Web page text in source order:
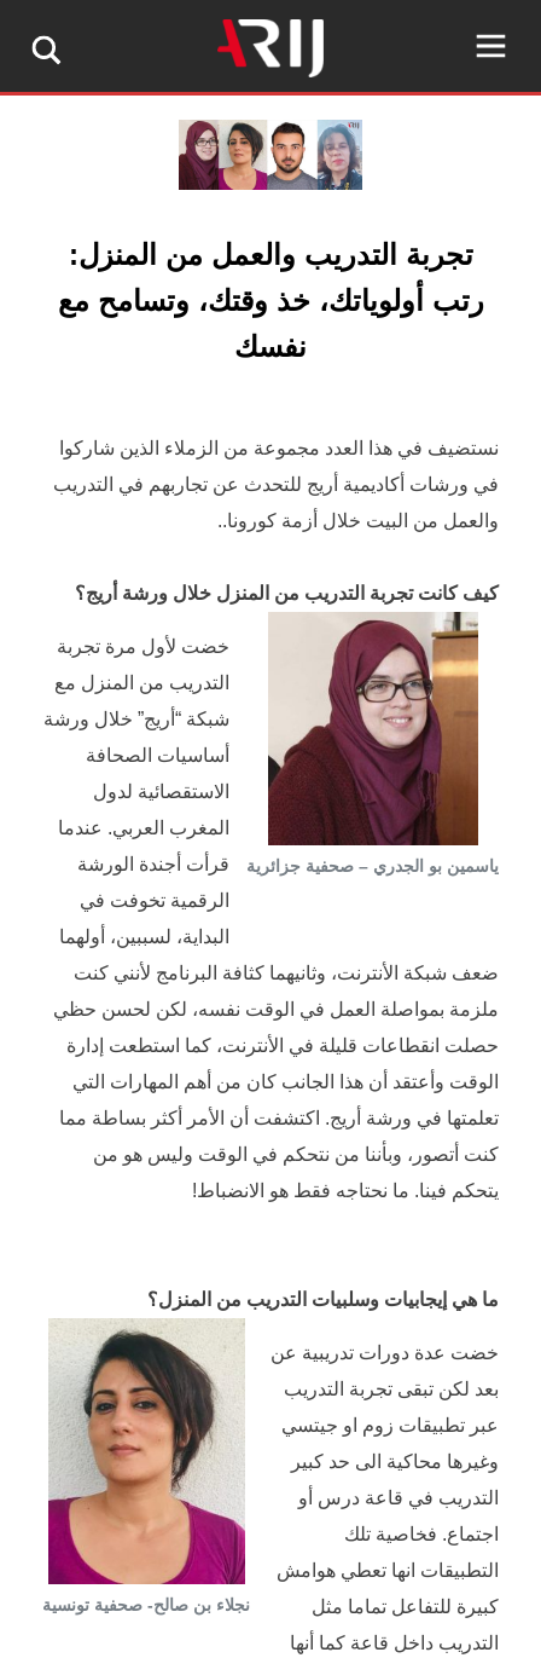
تجربة التدريب والعمل من المنزل:
رتب أولوياتك، خذ وقتك، وتسامح مع
نفسك
نستضيف في هذا العدد مجموعة من الزملاء الذين شاركوا
في ورشات أكاديمية أريج للتحدث عن تجاربهم في التدريب
والعمل من البيت خلال أزمة كورونا..
كيف كانت تجربة التدريب من المنزل خلال ورشة أريج؟
ياسمين بو الجدري – صحفية جزائرية
خضت لأول مرة تجربة
التدريب من المنزل مع
شبكة “أريج” خلال ورشة
أساسيات الصحافة
الاستقصائية لدول
المغرب العربي. عندما
قرأت أجندة الورشة
الرقمية تخوفت في
البداية، لسببين، أولهما
ضعف شبكة الأنترنت، وثانيهما كثافة البرنامج لأنني كنت
ملزمة بمواصلة العمل في الوقت نفسه، لكن لحسن حظي
حصلت انقطاعات قليلة في الأنترنت، كما استطعت إدارة
الوقت وأعتقد أن هذا الجانب كان من أهم المهارات التي
تعلمتها في ورشة أريج. اكتشفت أن الأمر أكثر بساطة مما
كنت أتصور، وبأننا من نتحكم في الوقت وليس هو من
يتحكم فينا. ما نحتاجه فقط هو الانضباط!
ما هي إيجابيات وسلبيات التدريب من المنزل؟
نجلاء بن صالح- صحفية تونسية
خضت عدة دورات تدريبية عن
بعد لكن تبقى تجربة التدريب
عبر تطبيقات زوم او جيتسي
وغيرها محاكية الى حد كبير
التدريب في قاعة درس أو
اجتماع. فخاصية تلك
التطبيقات انها تعطي هوامش
كبيرة للتفاعل تماما مثل
التدريب داخل قاعة كما أنها